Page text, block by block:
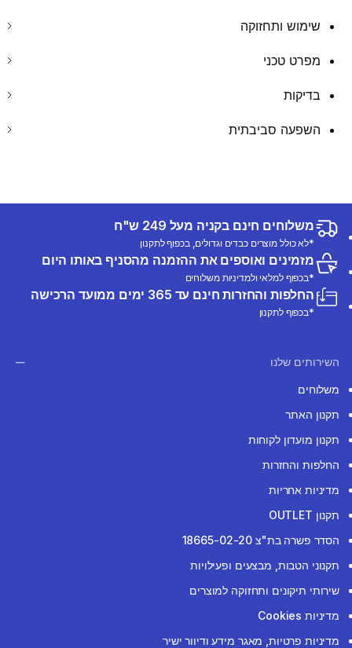
שימוש ותחזוקה
מפרט טכני
בדיקות
השפעה סביבתית
משלוחים חינם בקניה מעל 249 ש"ח
*לא כולל מוצרים כבדים וגדולים, בכפוף לתקנון
מזמינים ואוספים את ההזמנה מהסניף באותו היום
*בכפוף למלאי ולמדיניות משלוחים
החלפות והחזרות חינם עד 365 ימים ממועד הרכישה
*בכפוף לתקנון
השירותים שלנו
משלוחים
תקנון האתר
תקנון מועדון לקוחות
החלפות והחזרות
מדיניות אחריות
תקנון OUTLET
הסדר פשרה בת"צ 18665-02-20
תקנוני הטבות, מבצעים ופעילויות
שירותי תיקונים ותחזוקה למוצרים
מדיניות Cookies
מדיניות פרטיות, מאגר מידע ודיוור ישיר